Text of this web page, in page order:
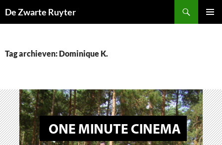
naar
De Zwarte Ruyter
Tag archieven: Dominique K.